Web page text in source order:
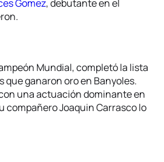
Gomez, debutante en el
Mundial, completó la lista
que ganaron oro en Banyoles.
una actuación dominante en
compañero Joaquin Carrasco lo